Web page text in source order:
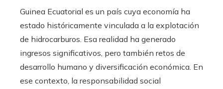
Guinea Ecuatorial es un país cuya economía ha
estado históricamente vinculada a la explotación
de hidrocarburos. Esa realidad ha generado
ingresos significativos, pero también retos de
desarrollo humano y diversificación económica. En
ese contexto, la responsabilidad social